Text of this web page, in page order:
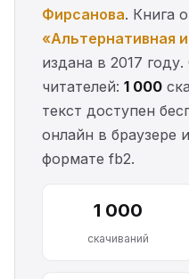
Фирсанова. Книга
«Альтернативная
издана в 2017
читателей: 1 000
текст доступен
онлайн в браузере
формате fb2.
1 000
скачиваний